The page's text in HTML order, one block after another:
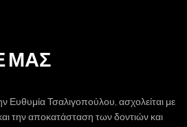
ΜΑΣ
Ευθυμία Τσαλιγοπούλου, ασχολείται με
την αποκατάσταση των δοντιών και